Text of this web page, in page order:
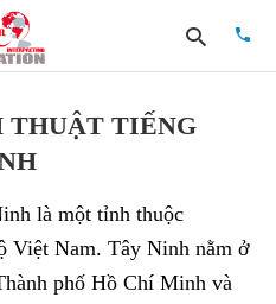
query
and
THUẬT TIẾNG
là một tỉnh thuộc
Việt Nam. Tây Ninh nằm ở
phố Hồ Chí Minh và